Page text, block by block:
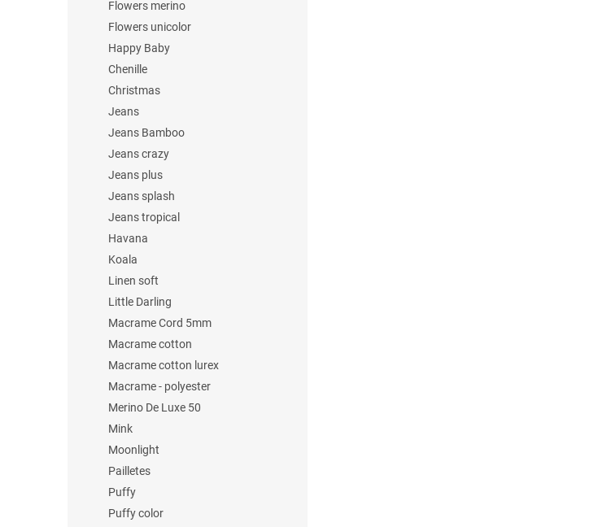
Flowers merino
Flowers unicolor
Happy Baby
Chenille
Christmas
Jeans
Jeans Bamboo
Jeans crazy
Jeans plus
Jeans splash
Jeans tropical
Havana
Koala
Linen soft
Little Darling
Macrame Cord 5mm
Macrame cotton
Macrame cotton lurex
Macrame - polyester
Merino De Luxe 50
Mink
Moonlight
Pailletes
Puffy
Puffy color